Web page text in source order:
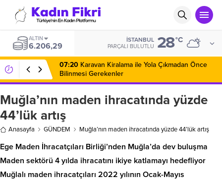
ALTIN
6.206,29
İSTANBUL
PARÇALI BULUTLU 28°C
07:20 Karavan Kiralama ile Yola Çıkmadan Önce
Bilinmesi Gerekenler
Muğla’nın maden ihracatında yüzde
44’lük artış
Anasayfa GÜNDEM Muğla’nın maden ihracatında yüzde 44’lük artış
Ege Maden İhracatçıları Birliği’nden Muğla’da dev buluşma
Maden sektörü 4 yılda ihracatını ikiye katlamayı hedefliyor
Muğlalı maden ihracatçıları 2022 yılının Ocak-Mayıs